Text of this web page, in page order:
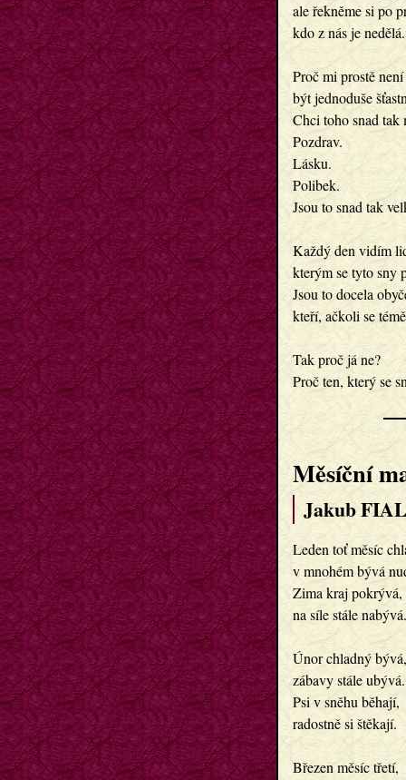
ale řekněme si po
kdo z nás je nedělá.
Proč mi prostě
být jednoduše
Chci toho snad tak
Pozdrav.
Lásku.
Polibek.
Jsou to snad tak
Každý den vidím
kterým se tyto sny
Jsou to docela
kteří, ačkoli se
Tak proč já ne?
Měsíční
Jakub
Leden toť měsíc
v mnohém bývá
Zima kraj pokrývá,
na síle stále nabývá.
Únor chladný bývá,
zábavy stále ubývá.
Psi v sněhu běhají,
radostně si štěkají.
Březen měsíc třetí,